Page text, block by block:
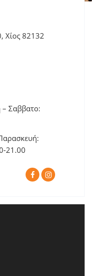
, Χίος 82132
– Σαββατο:
21.00